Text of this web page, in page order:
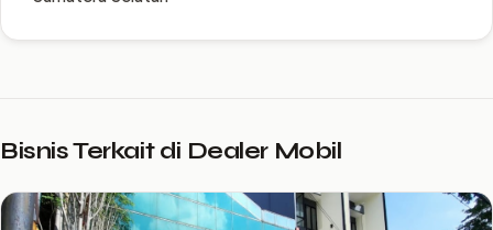
Bisnis Terkait di Dealer Mobil